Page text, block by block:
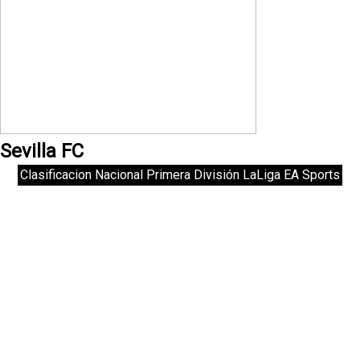
Sevilla FC
Clasificacion Nacional Primera División LaLiga EA Sports